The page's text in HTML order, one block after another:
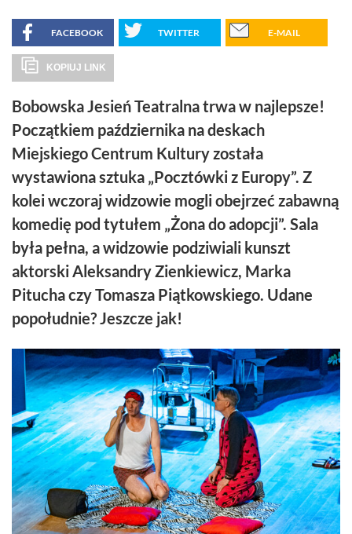
FACEBOOK TWITTER E-MAIL
KOPIUJ LINK
Bobowska Jesień Teatralna trwa w najlepsze!
Początkiem października na deskach
Miejskiego Centrum Kultury została
wystawiona sztuka „Pocztówki z Europy”. Z
kolei wczoraj widzowie mogli obejrzeć zabawną
komedię pod tytułem „Żona do adopcji”. Sala
była pełna, a widzowie podziwiali kunszt
aktorski Aleksandry Zienkiewicz, Marka
Pitucha czy Tomasza Piątkowskiego. Udane
popołudnie? Jeszcze jak!